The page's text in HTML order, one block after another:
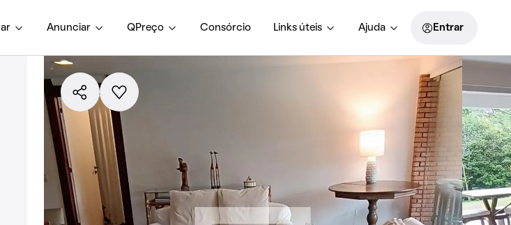
Anunciar QPreço Consórcio Links úteis Ajuda Entrar